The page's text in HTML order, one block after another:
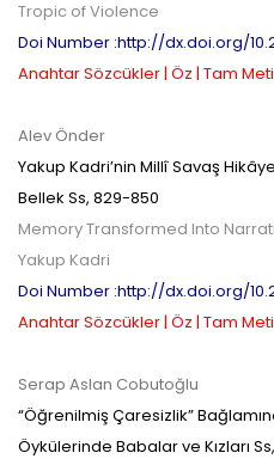
Tropic of Violence
Doi Number :http://dx.doi.org/
Anahtar Sözcükler | Öz | Tam
Alev Önder
Yakup Kadri’nin Millî Savaş
Bellek Ss, 829-850
Memory Transformed Into
Yakup Kadri
Doi Number :http://dx.doi.org/
Anahtar Sözcükler | Öz | Tam
Serap Aslan Cobutoğlu
“Öğrenilmiş Çaresizlik”
Öykülerinde Babalar ve Kızları Ss,